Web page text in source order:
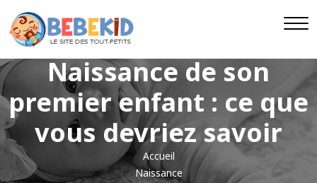
Naissance de son
premier enfant : ce que
vous devriez savoir
Accueil
Naissance